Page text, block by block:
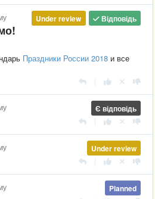
Відповідь
Under review
Праздники России 2018 и все
Є відповідь
Under review
Planned